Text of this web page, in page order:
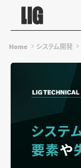
Home システム開発